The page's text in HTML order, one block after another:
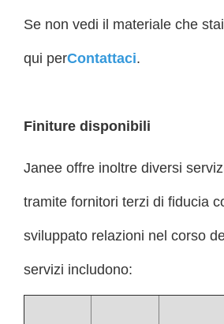
Se non vedi il materiale che
qui perContattaci.
Finiture disponibili
Janee offre inoltre diversi
tramite fornitori terzi di fiducia
sviluppato relazioni nel corso
servizi includono: